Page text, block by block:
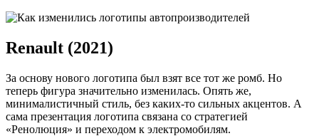
Renault (2021)
За основу нового логотипа был взят все тот же ромб. Но
теперь фигура значительно изменилась. Опять же,
минималистичный стиль, без каких-то сильных акцентов. А
сама презентация логотипа связана со стратегией
«Ренолюция» и переходом к электромобилям.